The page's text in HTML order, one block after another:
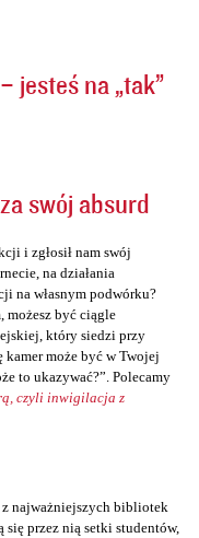
jesteś na „tak”
swój absurd
i zgłosił nam swój
na działania
na własnym podwórku?
możesz być ciągle
który siedzi przy
kamer może być w Twojej
to ukazywać?”. Polecamy
czyli inwigilacja z
z najważniejszych bibliotek
przez nią setki studentów,